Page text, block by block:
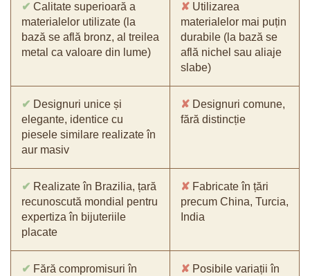
✔ Calitate superioară a
materialelor utilizate (la
bază se află bronz, al treilea
metal ca valoare din lume)
✘ Utilizarea
materialelor mai puțin
durabile (la bază se
află nichel sau aliaje
slabe)
✔ Designuri unice și
elegante, identice cu
piesele similare realizate în
aur masiv
✘ Designuri comune,
fără distincție
✔ Realizate în Brazilia, țară
recunoscută mondial pentru
expertiza în bijuteriile
placate
✘ Fabricate în țări
precum China, Turcia,
India
✔ Fără compromisuri în
✘ Posibile variații în